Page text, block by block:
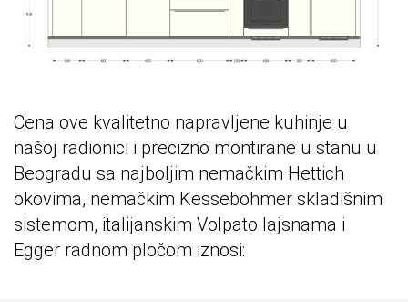
Cena ove kvalitetno napravljene kuhinje u
našoj radionici i precizno montirane u stanu u
Beogradu sa najboljim nemačkim Hettich
okovima, nemačkim Kessebohmer skladišnim
sistemom, italijanskim Volpato lajsnama i
Egger radnom pločom iznosi: